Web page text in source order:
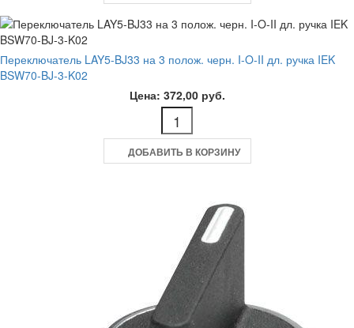
Переключатель LAY5-BJ33 на 3 полож. черн. I-O-II дл. ручка IEK
BSW70-BJ-3-K02
Цена: 372,00 руб.
ДОБАВИТЬ В КОРЗИНУ